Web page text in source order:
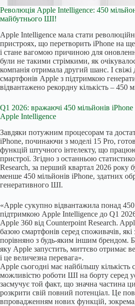
Революція Apple Intelligence: 450
майбутнього ШІ!
Apple Intelligence мала стати
пристроях, що перетворить iPhone на
і стане вагомою причиною для
були не такими стрімкими, як
компанія отримала другий шанс. І свіжі
смартфонів Apple з підтримкою
відвантажено рекордну кількість – 450
Q1 2026: вражаючі 450 мільйонів
Apple Intelligence
Завдяки потужним процесорам та
iPhone, починаючи з моделі 15 Pro,
функцій штучного інтелекту, що
пристрої. Згідно з останньою
Research, за перший квартал 2026 року
менше 450 мільйонів iPhone, здатних
генеративного ШІ.
«Apple сукупно відвантажила понад 450
підтримкою Apple Intelligence до Q1
Apple 360 від Counterpoint Research.
базою смартфонів серед споживачів, які
порівняно з будь-яким іншим брендом.
яку Apple запустить, миттєво отримає
і це величезна перевага».
Apple сьогодні має найбільшу кількість
можливістю роботи ШІ на борту серед
засмучує той факт, що значна частина
розкрити свій повний потенціал. Це
впровадженням нових функцій,